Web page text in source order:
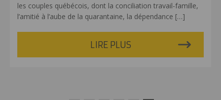
les couples québécois, dont la conciliation travail-famille,
l’amitié à l’aube de la quarantaine, la dépendance […]
LIRE PLUS